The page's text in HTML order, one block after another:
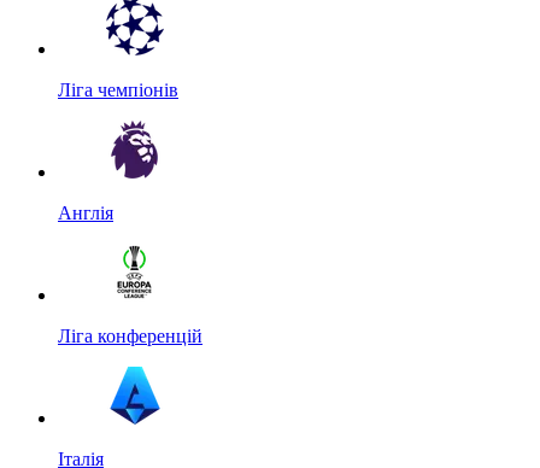
Ліга чемпіонів
Англія
Ліга конференцій
Італія